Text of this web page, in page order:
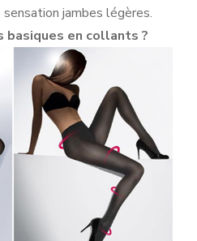
jambes légères.
basiques en collants ?